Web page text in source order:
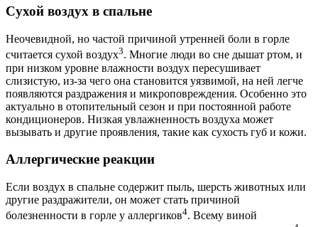
Сухой воздух в спальне
Неочевидной, но частой причиной утренней боли в горле
считается сухой воздух3. Многие люди во сне дышат ртом, и
при низком уровне влажности воздух пересушивает
слизистую, из-за чего она становится уязвимой, на ней легче
появляются раздражения и микроповреждения. Особенно это
актуально в отопительный сезон и при постоянной работе
кондиционеров. Низкая увлажненность воздуха может
вызывать и другие проявления, такие как сухость губ и кожи.
Аллергические реакции
Если воздух в спальне содержит пыль, шерсть животных или
другие раздражители, он может стать причиной
болезненности в горле у аллергиков4. Всему виной